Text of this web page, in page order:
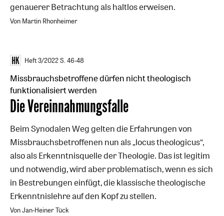
genauerer Betrachtung als haltlos erweisen.
Von Martin Rhonheimer
Heft 3/2022S. 46-48
Missbrauchsbetroffene dürfen nicht theologisch
funktionalisiert werden
:
Die Vereinnahmungsfalle
Beim Synodalen Weg gelten die Erfahrungen von
Missbrauchsbetroffenen nun als „locus theologicus“,
also als Erkenntnisquelle der Theologie. Das ist legitim
und notwendig, wird aber problematisch, wenn es sich
in Bestrebungen einfügt, die klassische theologische
Erkenntnislehre auf den Kopf zu stellen.
Von Jan-Heiner Tück